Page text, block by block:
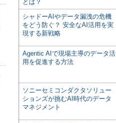
とは？
シャドーAIやデータ漏洩の危機
をどう防ぐ？ 安全なAI活用を実
現する新戦略
Agentic AIで現場主導のデータ活
用を促進する方法
ソニーセミコンダクタソリュー
ションズが挑むAI時代のデータ
マネジメント